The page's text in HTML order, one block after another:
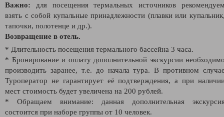
Важно: для посещения термальных источников
взять с собой купальные принадлежности (плавки или
тапочки, полотенце и др.).
Возвращение в отель.
* Длительность посещения термального бассейна 3 часа.
* Бронирование и оплату дополнительной экскурсии
производить заранее, т.е. до начала тура. В противном
Туроператор не гарантирует её подтверждения, а при
мест стоимость будет увеличена на 200 рублей.
* Обращаем внимание: данная дополнительная
состоится при наборе группы от 10 человек.